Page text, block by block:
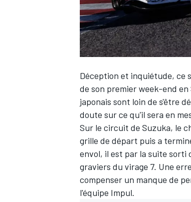
WEC
Déception et inquiétude, ce
de son premier week-end
japonais sont loin de s'être
doute sur ce qu'il sera en
Sur le circuit de Suzuka, le
grille de départ puis a
envol, il est par la suite sorti
graviers du virage 7. Une
compenser un manque de
l'équipe Impul.